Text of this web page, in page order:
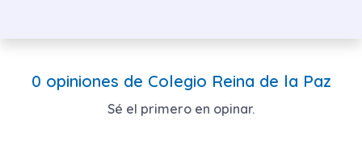
0 opiniones de Colegio Reina de la Paz
Sé el primero en opinar.